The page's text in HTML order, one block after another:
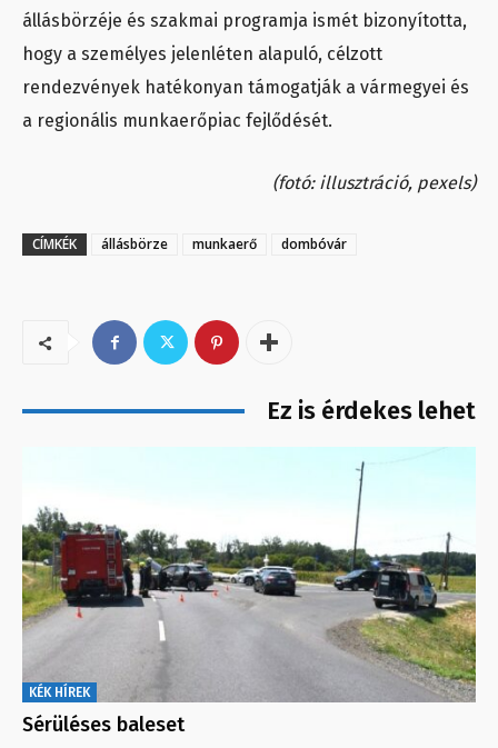
állásbörzéje és szakmai programja ismét bizonyította,
hogy a személyes jelenléten alapuló, célzott
rendezvények hatékonyan támogatják a vármegyei és
a regionális munkaerőpiac fejlődését.
(fotó: illusztráció, pexels)
CÍMKÉK állásbörze munkaerő dombóvár
Ez is érdekes lehet
KÉK HÍREK
Sérüléses baleset